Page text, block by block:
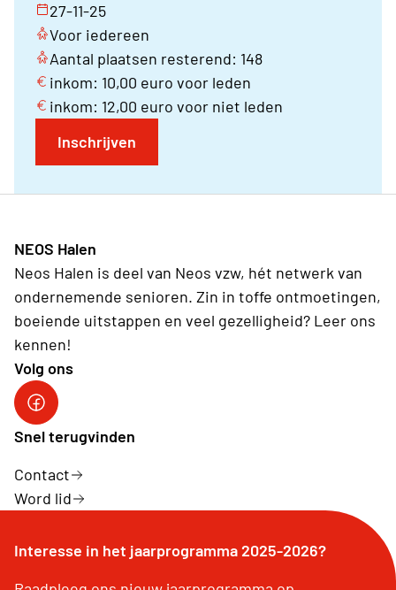
27-11-25
Voor iedereen
Aantal plaatsen resterend: 148
inkom: 10,00 euro voor leden
inkom: 12,00 euro voor niet leden
Inschrijven
NEOS Halen
Neos Halen is deel van Neos vzw, hét netwerk van
ondernemende senioren. Zin in toffe ontmoetingen,
boeiende uitstappen en veel gezelligheid? Leer ons
kennen!
Volg ons
Snel terugvinden
Contact
Word lid
Interesse in het jaarprogramma 2025-2026?